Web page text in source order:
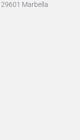
29601 Marbella